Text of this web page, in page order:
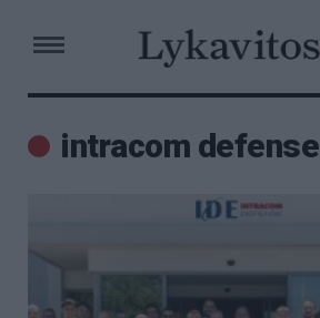
intracom defense